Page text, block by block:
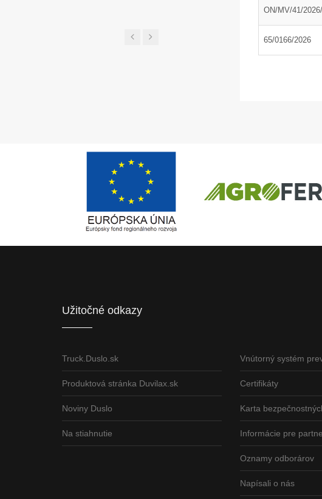
ON/MV/41/
65/0166/2026
Užitočné odkazy
Truck.Duslo.sk
Produktová stránka Duvilax.sk
Noviny Duslo
Na stiahnutie
Vnútorný systém
Certifikáty
Karta
Informácie pre
Oznamy odborárov
Napísali o nás